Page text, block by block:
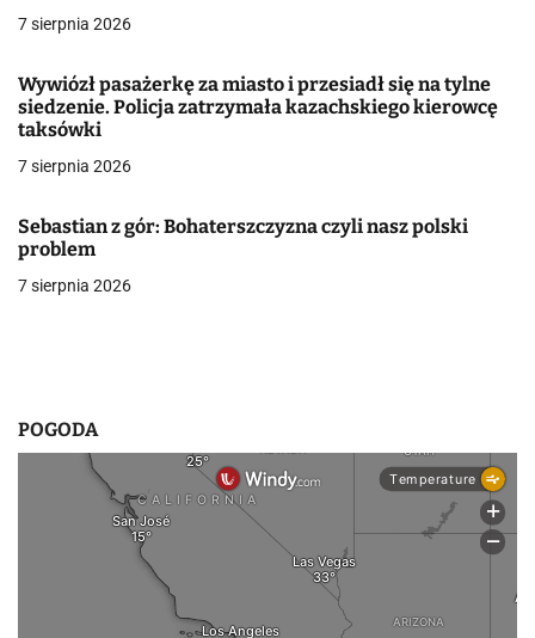
j
a
w
p
s
u
7 sierpnia 2026
Wywiózł pasażerkę za miasto i przesiadł się na tylne
siedzenie. Policja zatrzymała kazachskiego kierowcę
taksówki
7 sierpnia 2026
Sebastian z gór: Bohaterszczyzna czyli nasz polski
problem
7 sierpnia 2026
POGODA